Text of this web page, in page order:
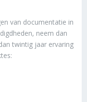
van documentatie in
neem dan
twintig jaar ervaring